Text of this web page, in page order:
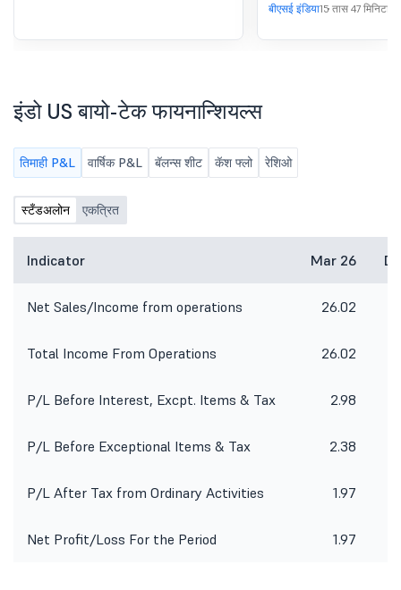
बीएसई इंडिया15 तास 47
इंडो US बायो-टेक फायनान्शियल्स
तिमाही P&L वार्षिक P&L बॅलन्स शीट कॅश फ्लो रेशिओ
स्टँडअलोन एकत्रित
Indicator Mar 26
Net Sales/Income from operations 26.02
Total Income From Operations 26.02
P/L Before Interest, Excpt. Items & Tax 2.98
P/L Before Exceptional Items & Tax 2.38
P/L After Tax from Ordinary Activities 1.97
Net Profit/Loss For the Period 1.97